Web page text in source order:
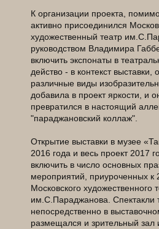
К организации проекта,
активно присоединился
художественный театр
руководством Владимира
включить экспонаты в
действо - в контекст выставки,
различные виды
добавила в проект яркости, и
превратился в настоящий
"параджановский коллаж".
Открытие выставки в музее
2016 года и весь проект 2017
включить в число основных
мероприятий, приуроченных к
Московского художественного
им.С.Параджанова. Спектакли
непосредственно в
размещался и зрительный зал